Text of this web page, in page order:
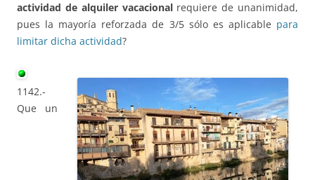
actividad de alquiler vacacionalrequiere de unanimidad,
pues la mayoría reforzada de 3/5 sólo es aplicable para
limitar dicha actividad?
1142.-
Que un